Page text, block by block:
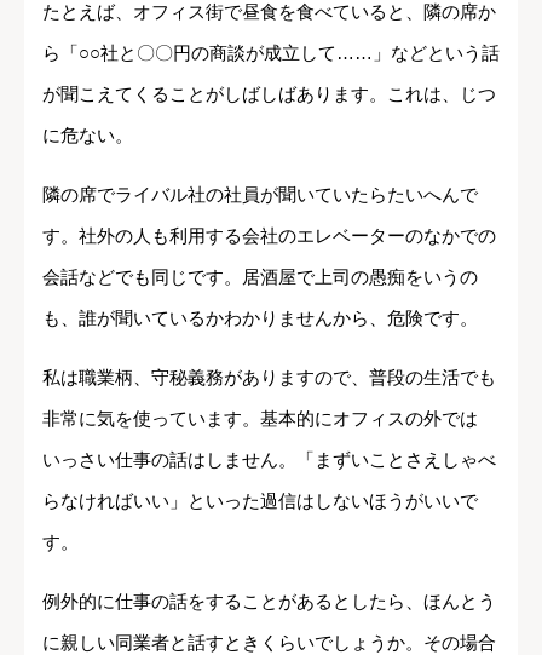
たとえば、オフィス街で昼食を食べていると、隣の席か
ら「○○社と〇〇円の商談が成立して……」などという話
が聞こえてくることがしばしばあります。これは、じつ
に危ない。
隣の席でライバル社の社員が聞いていたらたいへんで
す。社外の人も利用する会社のエレベーターのなかでの
会話などでも同じです。居酒屋で上司の愚痴をいうの
も、誰が聞いているかわかりませんから、危険です。
私は職業柄、守秘義務がありますので、普段の生活でも
非常に気を使っています。基本的にオフィスの外では
いっさい仕事の話はしません。「まずいことさえしゃべ
らなければいい」といった過信はしないほうがいいで
す。
例外的に仕事の話をすることがあるとしたら、ほんとう
に親しい同業者と話すときくらいでしょうか。その場合